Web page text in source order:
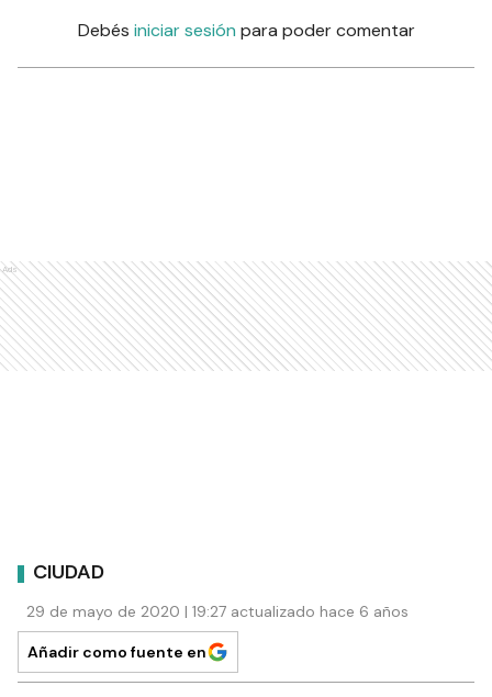
Debés iniciar sesión para poder comentar
Ads
CIUDAD
29 de mayo de 2020 | 19:27 actualizado hace 6 años
Añadir como fuente en